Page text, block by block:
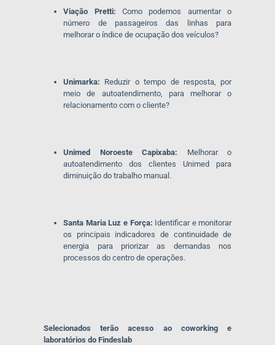
Viação Pretti: Como podemos aumentar o
número de passageiros das linhas para
melhorar o índice de ocupação dos veículos?
Unimarka: Reduzir o tempo de resposta, por
meio de autoatendimento, para melhorar o
relacionamento com o cliente?
Unimed Noroeste Capixaba: Melhorar o
autoatendimento dos clientes Unimed para
diminuição do trabalho manual.
Santa Maria Luz e Força: Identificar e monitorar
os principais indicadores de continuidade de
energia para priorizar as demandas nos
processos do centro de operações.
Selecionados terão acesso ao coworking e
laboratórios do Findeslab